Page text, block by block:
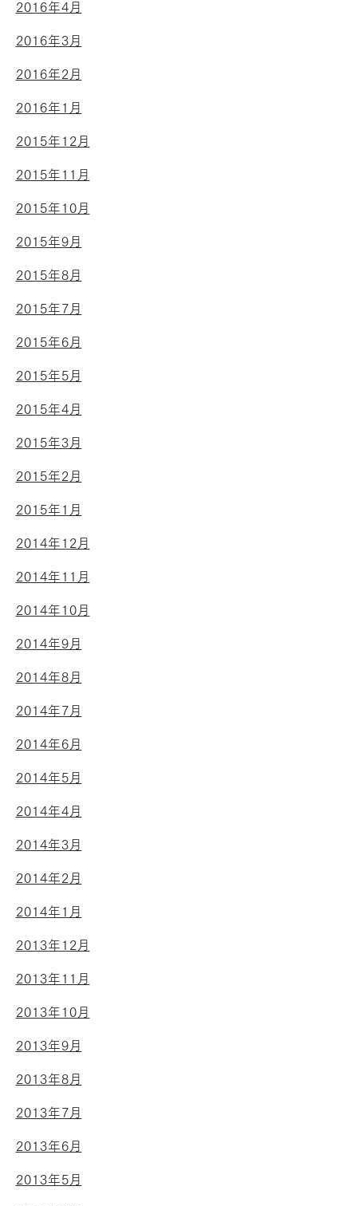
2016年4月
2016年3月
2016年2月
2016年1月
2015年12月
2015年11月
2015年10月
2015年9月
2015年8月
2015年7月
2015年6月
2015年5月
2015年4月
2015年3月
2015年2月
2015年1月
2014年12月
2014年11月
2014年10月
2014年9月
2014年8月
2014年7月
2014年6月
2014年5月
2014年4月
2014年3月
2014年2月
2014年1月
2013年12月
2013年11月
2013年10月
2013年9月
2013年8月
2013年7月
2013年6月
2013年5月